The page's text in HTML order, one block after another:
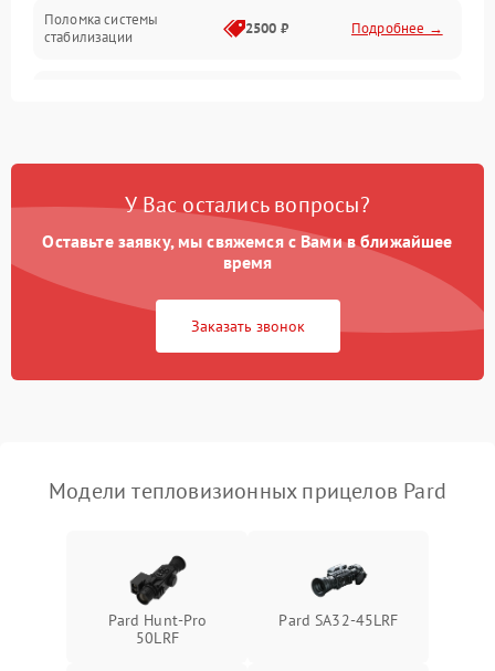
Поломка системы
стабилизации
2500 ₽ Подробнее →
Неисправность системы
Поломка системы GPS 2000 ₽ Подробнее →
Повреждение системы
защиты от перегрузок
1500 ₽
автоматического
1500 ₽ Подробнее →
Неисправность системы
защиты от
перенапряжения
1500 ₽ Подробнее →
У Вас остались вопросы?
Оставьте заявку, мы свяжемся с Вами в ближайшее
время
Заказать звонок
Модели тепловизионных прицелов Pard
Pard Hunt-Pro
50LRF
Pard SA32-45LRF